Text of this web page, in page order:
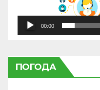
00:00
ПОГОДА